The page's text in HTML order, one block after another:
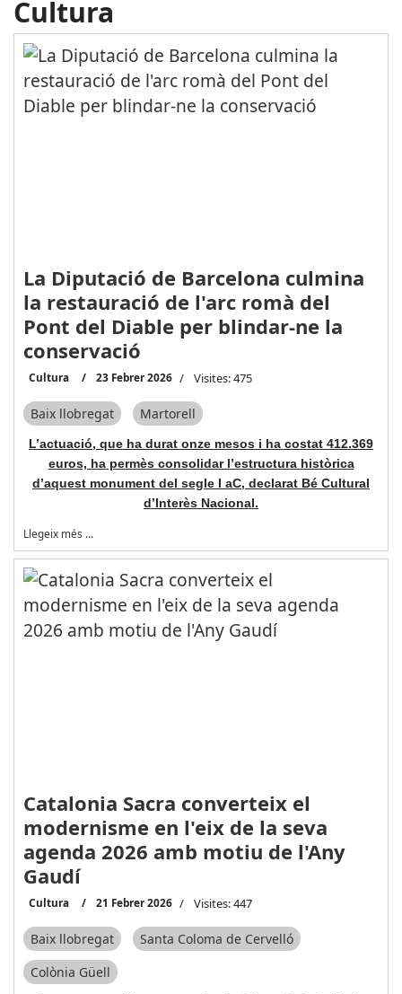
Cultura
La Diputació de Barcelona culmina
la restauració de l'arc romà del
Pont del Diable per blindar-ne la
conservació
Cultura 23 Febrer 2026 Visites: 475
Baix llobregat Martorell
L’actuació, que ha durat onze mesos i ha costat 412.369
euros, ha permès consolidar l’estructura històrica
d’aquest monument del segle I aC, declarat Bé Cultural
d’Interès Nacional.
Llegeix més …
Catalonia Sacra converteix el
modernisme en l'eix de la seva
agenda 2026 amb motiu de l'Any
Gaudí
Cultura 21 Febrer 2026 Visites: 447
Baix llobregat
Santa Coloma de Cervelló
Colònia Güell